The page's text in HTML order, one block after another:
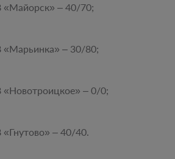
– 40/70;
– 30/80;
– 0/0;
– 40/40.